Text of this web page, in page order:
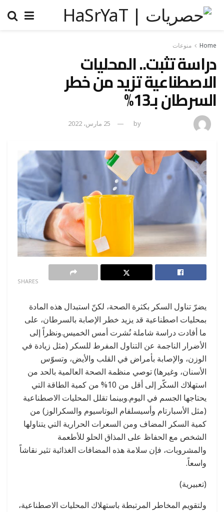
Home منوعات
دراسة تثبت.. المحليات
الاصطناعية تزيد من خطر
السرطان بـ13%
by 25 مارس، 2022
SHARES
يضرّ تناول السكر بكثرة الصحة، لكنّ استبدال هذه المادة
بمحليات اصطناعية قد يزيد خطر الإصابة بالسرطان، على
ما أفادت دراسة شاملة نُشرت أمس الخميس.ونظراً إلى
الأضرار الناجمة عن التناول المفرط للسكر (مثل زيادة في
الوزن، والإصابة بأمراض في القلب والأيض، وتسوّس
الأسنان، وغيرها) توصي منظمة الصحة العالمية بالحد من
استهلاك السكّر إلى أقل من 10% من كمية الطاقة التي
يحتاجها الجسم في اليوم.وبينما تقلل المحليات الاصطناعية
(مثل الأسبارتام وأسيسلفام البوتاسيوم والسكرالوز) من
كمية السكر المضاف ومن السعرات الحرارية التي يتناولها
الشخص مع الحفاظ على المذاق الحلو للأطعمة
والمشروبات، فإن سلامة هذه المضافات الغذائية تثير نقاشاً
واسعاً.
(تعبيرية)
ولتقويم المخاطر المرتبطة باستهلاك المحليات الاصطناعية،